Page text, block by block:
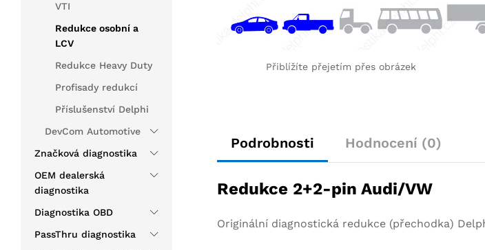
Přiblížíte přejetím přes obrázek
Podrobnosti Hodnocení (0)
Redukce 2+2-pin Audi/VW
Originální diagnostická redukce (přechodka)
VTI
Redukce osobní a
LCV
Redukce Heavy Duty
Profisady redukcí
Příslušenství Delphi
DevCom Automotive
Značková diagnostika
OEM dealerská
diagnostika
Diagnostika OBD
PassThru diagnostika